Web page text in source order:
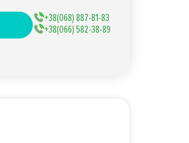
+38(068) 887-81-83
+38(066) 582-38-89